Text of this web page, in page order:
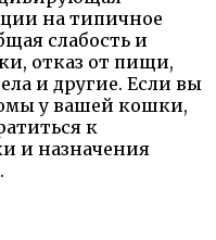
на типичное
слабость и
отказ от пищи,
и другие. Если вы
у вашей кошки,
к
и назначения